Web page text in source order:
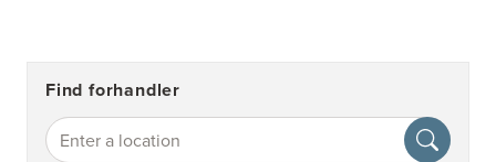
Find forhandler